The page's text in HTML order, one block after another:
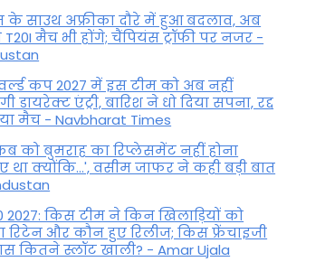
के साउथ अफ्रीका दौरे में हुआ बदलाव, अब
मैच भी होंगे; चैंपियंस ट्रॉफी पर नजर -
कप 2027 में इस टीम को अब नहीं
डायरेक्ट एंट्री, बारिश ने धो दिया सपना, रद्द
मैच - Navbharat Times
को बुमराह का रिप्लेसमेंट नहीं होना
था क्योंकि...', वसीम जाफर ने कही बड़ी बात
2027: किस टीम ने किन खिलाड़ियों को
रिटेन और कौन हुए रिलीज; किस फ्रेंचाइजी
कितने स्लॉट खाली? - Amar Ujala